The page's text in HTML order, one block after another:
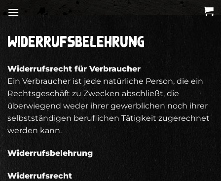
Inhalt
WIDERRUFSBELEHRUNG
Widerrufsrecht für Verbraucher
Ein Verbraucher ist jede natürliche Person, die ein
Rechtsgeschäft zu Zwecken abschließt, die
überwiegend weder ihrer gewerblichen noch ihrer
selbstständigen beruflichen Tätigkeit zugerechnet
werden kann.
Widerrufsbelehrung
Widerrufsrecht